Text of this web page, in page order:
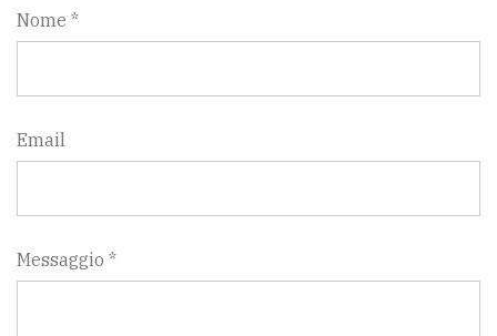
Privacy
Cookie
policy
Nome *
Email
Messaggio *